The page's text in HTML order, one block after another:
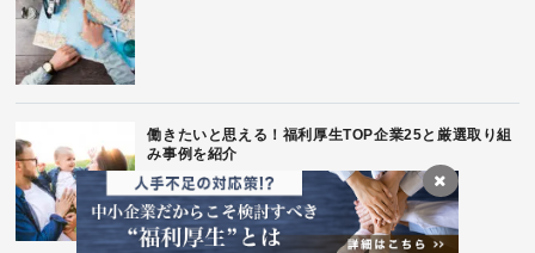
働きたいと思える！福利厚生TOP企業25と厳選取り組
み事例を紹介